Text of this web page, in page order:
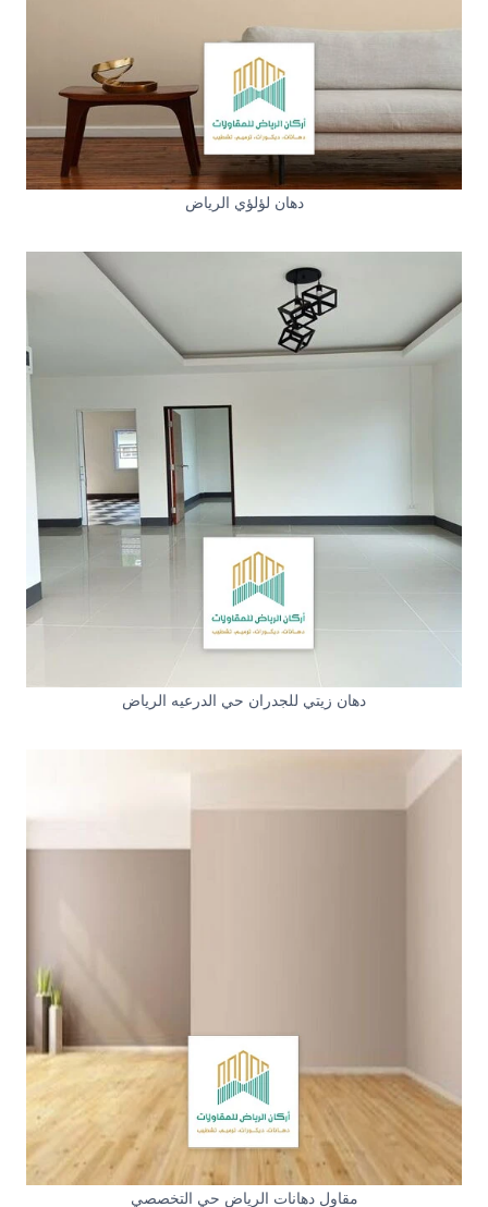
دهان لؤلؤي الرياض
دهان زيتي للجدران حي الدرعيه الرياض
مقاول دهانات الرياض حي التخصصي